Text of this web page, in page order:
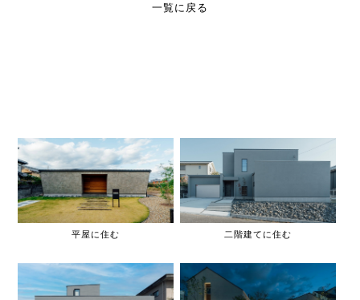
一覧に戻る
平屋に住む 二階建てに住む